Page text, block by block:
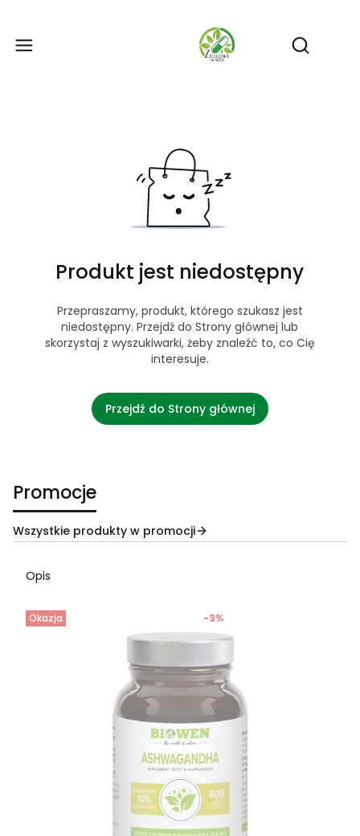
Otwórz
Produkt jest niedostępny
Przepraszamy, produkt, którego szukasz jest
niedostępny. Przejdź do Strony głównej lub
skorzystaj z wyszukiwarki, żeby znaleźć to, co Cię
interesuje.
Przejdź do Strony głównej
Promocje
Wszystkie produkty w promocji
Opis
Okazja -3%